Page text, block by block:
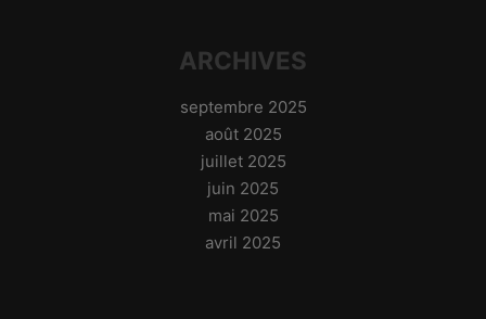
ARCHIVES
septembre 2025
août 2025
juillet 2025
juin 2025
mai 2025
avril 2025